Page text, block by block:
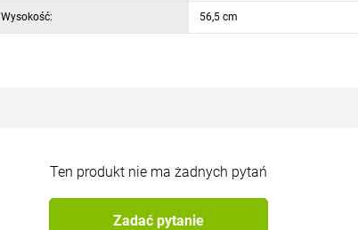
Wysokość: 56,5 cm
Ten produkt nie ma żadnych pytań
Zadać pytanie